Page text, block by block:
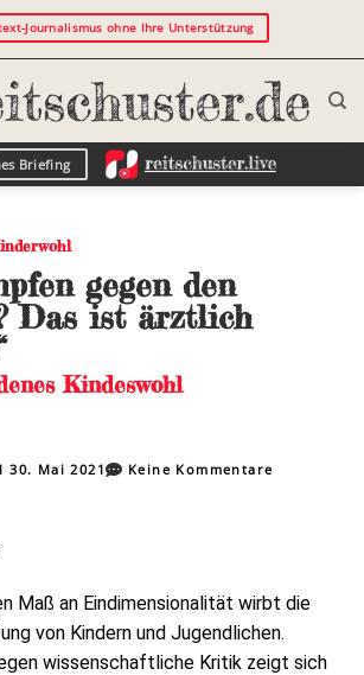
Journalismus ohne Ihre Unterstützung
Briefing
gegen den
Das ist ärztlich
Kindeswohl
30. Mai 2021 Keine Kommentare
Maß an Eindimensionalität wirbt die
von Kindern und Jugendlichen.
wissenschaftliche Kritik zeigt sich